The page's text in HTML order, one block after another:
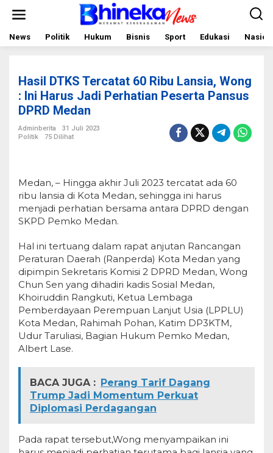
News Politik Hukum Bisnis Sport Edukasi
Hasil DTKS Tercatat 60 Ribu Lansia, Wong
: Ini Harus Jadi Perhatian Peserta Pansus
DPRD Medan
Adminberita
31 Juli 2023
Politik
75 Dilihat
Medan, – Hingga akhir Juli 2023 tercatat ada 60
ribu lansia di Kota Medan, sehingga ini harus
menjadi perhatian bersama antara DPRD dengan
SKPD Pemko Medan.
Hal ini tertuang dalam rapat anjutan Rancangan
Peraturan Daerah (Ranperda) Kota Medan yang
dipimpin Sekretaris Komisi 2 DPRD Medan, Wong
Chun Sen yang dihadiri kadis Sosial Medan,
Khoiruddin Rangkuti, Ketua Lembaga
Pemberdayaan Perempuan Lanjut Usia (LPPLU)
Kota Medan, Rahimah Pohan, Katim DP3KTM,
Udur Taruliasi, Bagian Hukum Pemko Medan,
Albert Lase.
BACA JUGA : Perang Tarif Dagang
Trump Jadi Momentum Perkuat
Diplomasi Perdagangan
Pada rapat tersebut,Wong menyampaikan ini